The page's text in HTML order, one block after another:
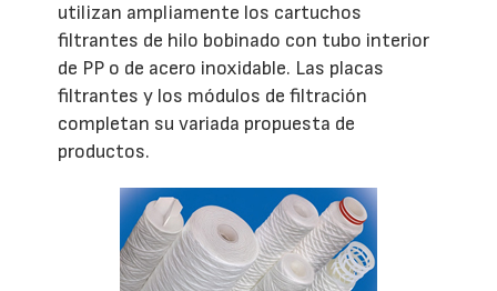
utilizan ampliamente los cartuchos
filtrantes de hilo bobinado con tubo interior
de PP o de acero inoxidable. Las placas
filtrantes y los módulos de filtración
completan su variada propuesta de
productos.